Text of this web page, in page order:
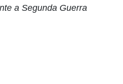
a Segunda Guerra